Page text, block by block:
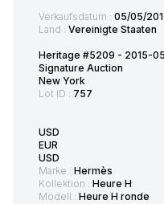
Verkaufsdatum : 05/05/
Land : Vereinigte Staaten
Heritage #5209 - 2015-
Signature Auction
New York
Lot ID : 757
USD
EUR
USD
Marke : Hermès
Kollektion : Heure H
Modell : Heure H ronde